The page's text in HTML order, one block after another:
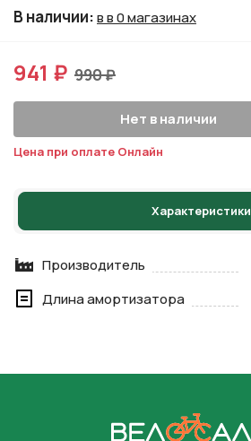
В наличии:в в 0 магазинах
941 ₽ 990 ₽
Нет в наличии
Цена при оплате Онлайн
Характеристики
Производитель
Длина амортизатора